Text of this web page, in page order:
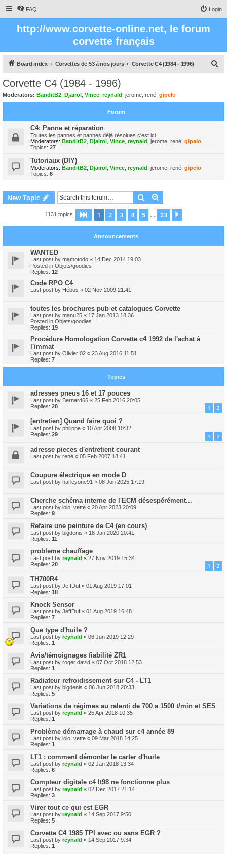
FAQ Login
http://www.corvette-online.net, le forum
corvette français
Board index Corvettes de 53 à nos jours Corvette C4 (1984 - 1996)
Corvette C4 (1984 - 1996)
Moderators: BanditB2 Djairol Vince reynald jerome rené gipelo
Forum
C4: Panne et réparation
Toutes les pannes et pannes déjà résolues c'est ici
Moderators: BanditB2 Djairol Vince reynald jerome rené gipelo
Topics: 27
Tutoriaux (DIY)
Moderators: BanditB2 Djairol Vince reynald jerome rené gipelo
Topics: 6
New Topic Search
1131 topics Page 1of 23
1 2 3 4 5 23
Announcements
WANTED
Last post by mamotodo « 14 Dec 2014 19:03
Posted in Objets/goodies
Replies: 12
Code RPO C4
Last post by Hébus « 02 Nov 2009 21:41
toutes les brochures pub et catalogues Corvette
Last post by manu25 « 17 Jan 2013 18:36
Posted in Objets/goodies
Replies: 19
Procédure Homologation Corvette c4 1992 de l'achat à
l'immat
Last post by Olivier 02 « 23 Aug 2016 11:51
Replies: 7
Topics
adresses pneus 16 et 17 pouces
Last post by Bernard66 « 25 Feb 2016 20:05
Replies: 28 1 2
[entretien] Quand faire quoi ?
Last post by philippe « 10 Apr 2008 10:32
Replies: 29 1 2
adresse pieces d'entretient courant
Last post by rené « 05 Feb 2007 18:41
Coupure électrique en mode D
Last post by harleyone91 « 08 Jun 2025 17:19
Cherche schéma interne de l'ECM désespérément...
Last post by lolo_vette « 20 Apr 2023 20:09
Replies: 9
Refaire une peinture de C4 (en cours)
Last post by bigdenis « 18 Jan 2020 20:41
Replies: 11
probleme chauffage
Last post by reynald « 27 Nov 2019 15:34
Replies: 20 1 2
TH700R4
Last post by JeffDuf « 01 Aug 2019 17:01
Replies: 18
Knock Sensor
Last post by JeffDuf « 01 Aug 2019 16:48
Replies: 7
Que type d'huile ?
Last post by reynald « 06 Jun 2019 12:29
Replies: 1
Avis/témoignages fiabilité ZR1
Last post by roger david « 07 Oct 2018 12:53
Replies: 1
Radiateur refroidissement sur C4 - LT1
Last post by bigdenis « 06 Jun 2018 20:33
Replies: 5
Variations de régimes au ralenti de 700 a 1500 t/min et SES
Last post by reynald « 25 Apr 2018 10:35
Replies: 1
Problème démarrage à chaud sur c4 année 89
Last post by lolo_vette « 09 Mar 2018 14:25
Replies: 1
LT1 : comment démonter le carter d'huile
Last post by reynald « 02 Jan 2018 13:34
Replies: 6
Compteur digitale c4 lt98 ne fonctionne plus
Last post by reynald « 02 Dec 2017 21:14
Replies: 3
Virer tout ce qui est EGR
Last post by reynald « 14 Sep 2017 9:50
Replies: 5
Corvette C4 1985 TPI avec ou sans EGR ?
Last post by reynald « 14 Sep 2017 9:34
Replies: 1